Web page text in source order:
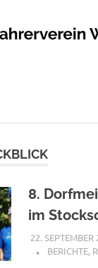
8.
im
22. SEPTEMBER
BERICHTE,